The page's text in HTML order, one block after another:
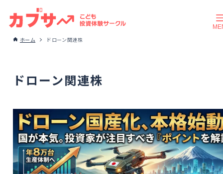
ホーム ドローン関連株
ドローン関連株